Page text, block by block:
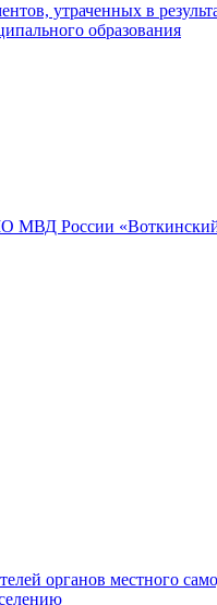
утраченных в
образования
МВД России
органов местного